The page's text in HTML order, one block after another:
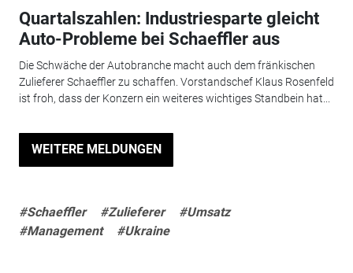
Quartalszahlen: Industriesparte gleicht
Auto-Probleme bei Schaeffler aus
Die Schwäche der Autobranche macht auch dem fränkischen
Zulieferer Schaeffler zu schaffen. Vorstandschef Klaus Rosenfeld
ist froh, dass der Konzern ein weiteres wichtiges Standbein hat...
WEITERE MELDUNGEN
#Schaeffler #Zulieferer
#Umsatz
#Management
#Ukraine